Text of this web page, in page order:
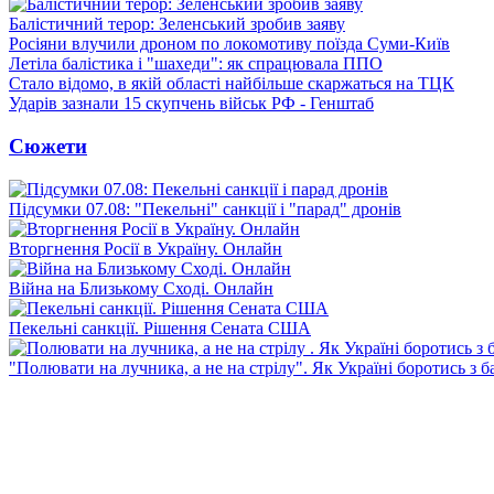
Балістичний терор: Зеленський зробив заяву
Росіяни влучили дроном по локомотиву поїзда Суми-Київ
Летіла балістика і "шахеди": як спрацювала ППО
Стало відомо, в якій області найбільше скаржаться на ТЦК
Ударів зазнали 15 скупчень військ РФ - Генштаб
Сюжети
Підсумки 07.08: "Пекельні" санкції і "парад" дронів
Вторгнення Росії в Україну. Онлайн
Війна на Близькому Сході. Онлайн
Пекельні санкції. Рішення Сената США
"Полювати на лучника, а не на стрілу". Як Україні боротись з